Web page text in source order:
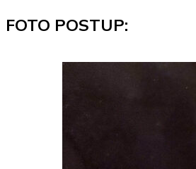
FOTO POSTUP: